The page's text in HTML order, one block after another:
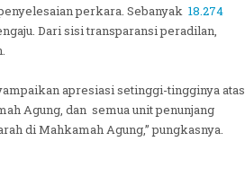
perkara. Sebanyak 18.274
Dari sisi transparansi peradilan,
apresiasi setinggi-tingginya atas
Agung, dan semua unit penunjang
di Mahkamah Agung,” pungkasnya.